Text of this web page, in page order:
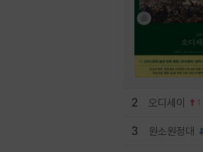
2 오디세이 1
3 원소원정대